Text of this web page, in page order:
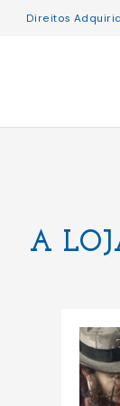
Direitos
A